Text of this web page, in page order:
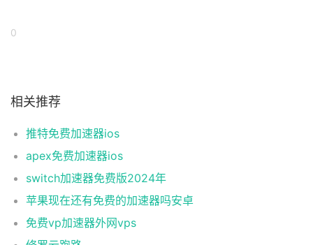
0
相关推荐
推特免费加速器ios
apex免费加速器ios
switch加速器免费版2024年
苹果现在还有免费的加速器吗安卓
免费vp加速器外网vps